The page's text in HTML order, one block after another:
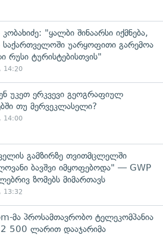
"ყალბი შინაარსი იქმნება,
უარყოფითი გარემოა
რუსი ტურისტებისთვის"
14:20
უკეთ ერკვევი გეოგრაფიულ
თუ მერვეკლასელი?
14:00
გამზირზე თვითმცლელში
ბავშვი იმყოფებოდა" — GWP
ზომებს მიმართავს
13:32
მა პროსამთავრობო ტელეკომპანია
2 500 ლარით დააჯარიმა